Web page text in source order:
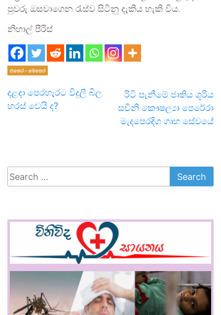
පුවරු ඔසවාගෙන රැස්ව සිටිනු දැකිය හැකි විය.
නිහාල් පීරිස්
එතෙර - මෙතෙර
දළදා පෙරහැරට විදුලි බිල
හරස් වෙයි ද?
රිටි පැනීමේ ජාතිය ශූරිය
සචිනි කෞෂල්‍යා පෙරේරා
මැදපෙරදිග ගෘහ සේවයේ